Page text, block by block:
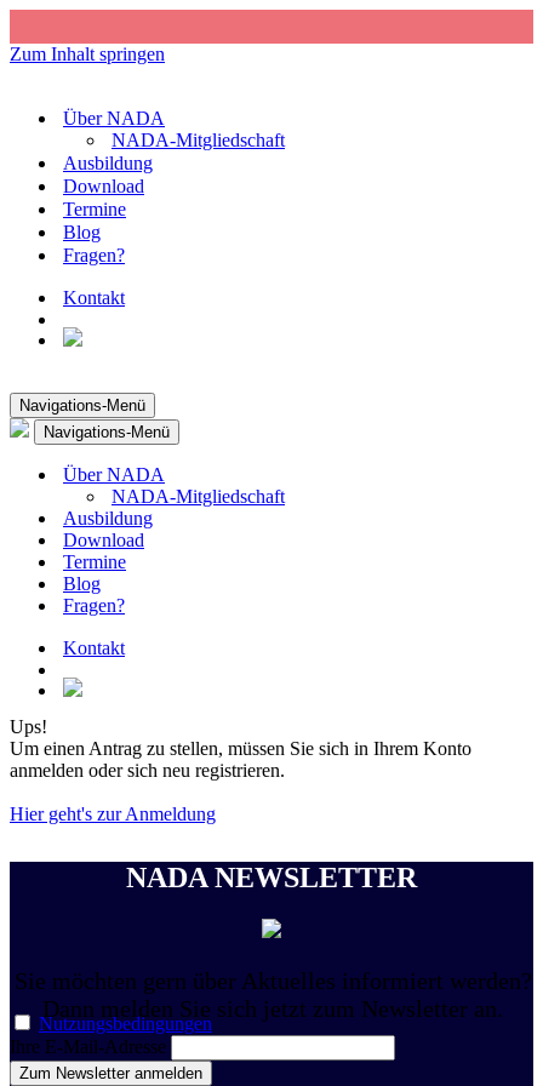
Zum Inhalt springen
Über NADA
NADA-Mitgliedschaft
Ausbildung
Download
Termine
Blog
Fragen?
Kontakt
Navigations-Menü
Navigations-Menü
Über NADA
NADA-Mitgliedschaft
Ausbildung
Download
Termine
Blog
Fragen?
Kontakt
Ups!
Um einen Antrag zu stellen, müssen Sie sich in Ihrem Konto
anmelden oder sich neu registrieren.
Hier geht's zur Anmeldung
NADA NEWSLETTER
Sie möchten gern über Aktuelles informiert werden?
Dann melden Sie sich jetzt zum Newsletter an.
Nutzungsbedingungen
Ihre E-Mail-Adresse